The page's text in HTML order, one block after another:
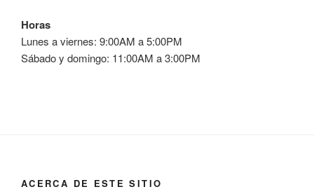
Horas
Lunes a viernes: 9:00AM a 5:00PM
Sábado y domingo: 11:00AM a 3:00PM
ACERCA DE ESTE SITIO